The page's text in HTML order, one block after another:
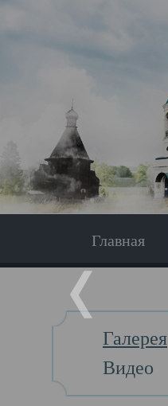
Главная
Галерея
Видео